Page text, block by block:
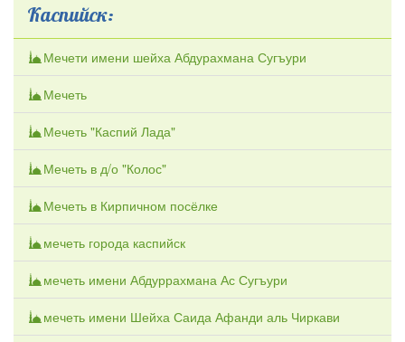
Каспийск:
Мечети имени шейха Абдурахмана Сугъури
Мечеть
Мечеть "Каспий Лада"
Мечеть в д/о "Колос"
Мечеть в Кирпичном посёлке
мечеть города каспийск
мечеть имени Абдуррахмана Ас Сугъури
мечеть имени Шейха Саида Афанди аль Чиркави